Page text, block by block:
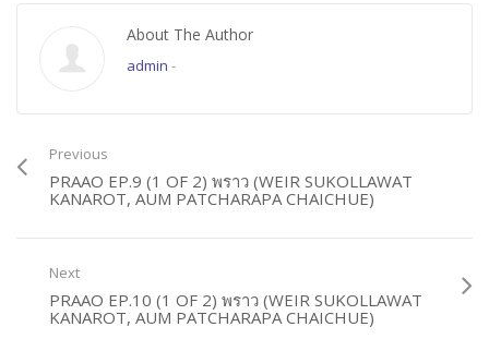
About The Author
admin -
Previous
PRAAO EP.9 (1 OF 2) พราว (WEIR SUKOLLAWAT
KANAROT, AUM PATCHARAPA CHAICHUE)
Next
PRAAO EP.10 (1 OF 2) พราว (WEIR SUKOLLAWAT
KANAROT, AUM PATCHARAPA CHAICHUE)